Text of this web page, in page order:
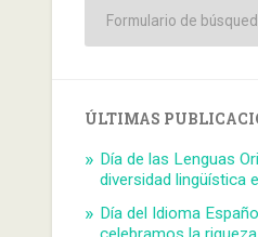
ÚLTIMAS
Día de las Lenguas
diversidad lingüística
Día del Idioma